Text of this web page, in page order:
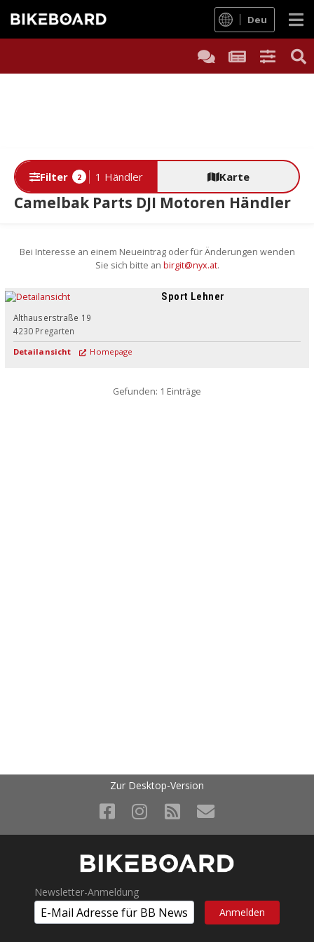
Deu
Filter 2 1 Händler Karte
Camelbak Parts DJI Motoren Händler
Bei Interesse an einem Neueintrag oder für Änderungen wenden
Sie sich bitte an birgit@nyx.at.
Sport Lehner
Althauserstraße 19
4230 Pregarten
Detailansicht Homepage
Gefunden: 1 Einträge
Zur Desktop-Version
Newsletter-Anmeldung